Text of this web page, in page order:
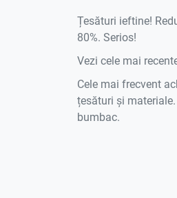
Țesături ieftine!
80%. Serios!
Vezi cele mai
Cele mai frecvent
țesături și
bumbac.